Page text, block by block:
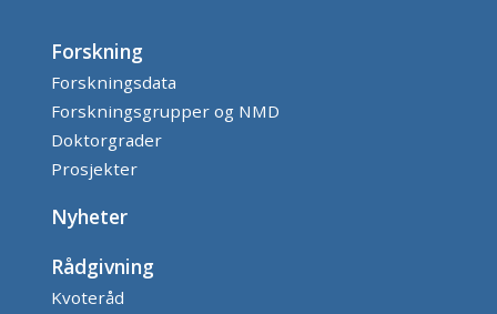
Forskning
Forskningsdata
Forskningsgrupper og NMD
Doktorgrader
Prosjekter
Nyheter
Rådgivning
Kvoteråd